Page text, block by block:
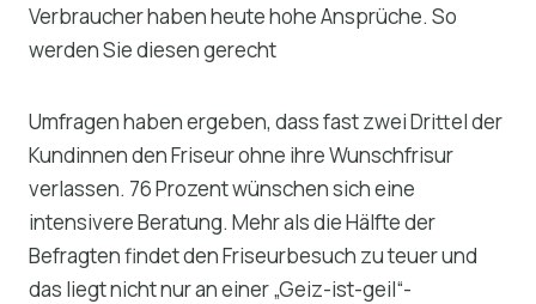
Verbraucher haben heute hohe Ansprüche. So
werden Sie diesen gerecht
Umfragen haben ergeben, dass fast zwei Drittel der
Kundinnen den Friseur ohne ihre Wunschfrisur
verlassen. 76 Prozent wünschen sich eine
intensivere Beratung. Mehr als die Hälfte der
Befragten findet den Friseurbesuch zu teuer und
das liegt nicht nur an einer „Geiz-ist-geil“-